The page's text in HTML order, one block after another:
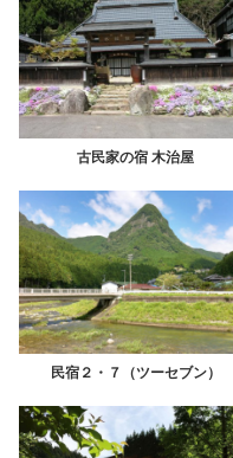
古民家の宿 木治屋
民宿２・ ７ （ツーセブン）